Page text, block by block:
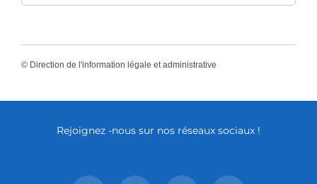
© Direction de l'information légale et administrative
Rejoignez -nous sur nos réseaux sociaux !